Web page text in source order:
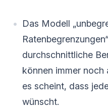
Das Modell
durchschnittliche
können immer noch
es scheint, dass
wünscht.